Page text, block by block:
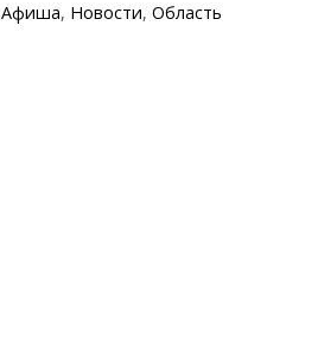
er at y t ai
Афиша, Новости, Область